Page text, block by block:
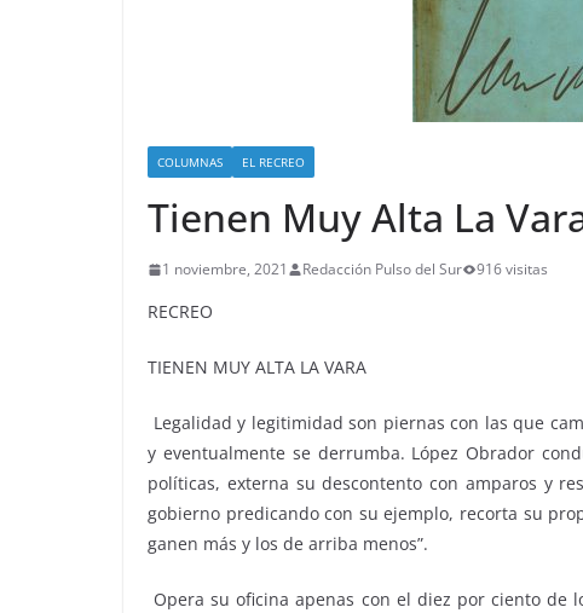
COLUMNAS EL RECREO
Tienen Muy Alta La
1 noviembre, 2021 Redacción Pulso del Sur 916 visitas
RECREO
TIENEN MUY ALTA LA VARA
Legalidad y legitimidad son piernas con las que
y eventualmente se derrumba. López Obrador
políticas, externa su descontento con amparos y
gobierno predicando con su ejemplo, recorta su
ganen más y los de arriba menos”.
Opera su oficina apenas con el diez por ciento de